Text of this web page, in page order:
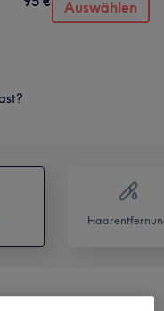
Auswählen